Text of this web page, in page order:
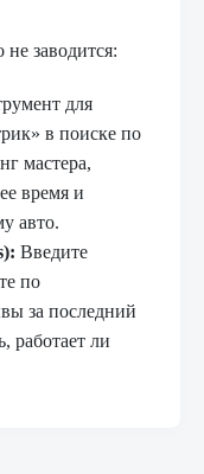
заводится:
для
в поиске по
мастера,
время и
авто.
Введите
по
за последний
работает ли